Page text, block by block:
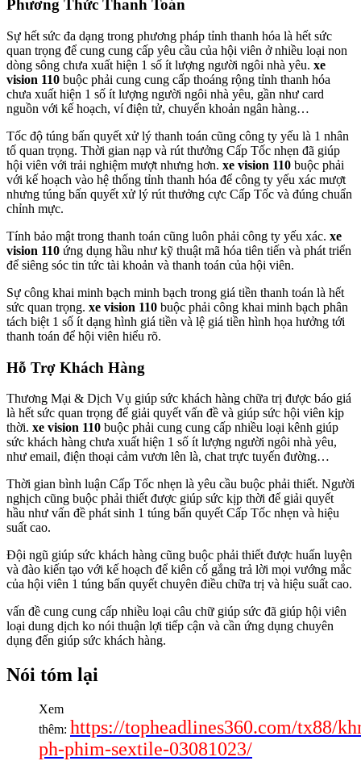
Phương Thức Thanh Toán
Sự hết sức đa dạng trong phương pháp tỉnh thanh hóa là hết sức
quan trọng để cung cung cấp yêu cầu của hội viên ở nhiều loại non
dòng sông chưa xuất hiện 1 số ít lượng người ngôi nhà yêu. xe
vision 110 buộc phải cung cung cấp thoáng rộng tỉnh thanh hóa
chưa xuất hiện 1 số ít lượng người ngôi nhà yêu, gần như card
nguồn với kế hoạch, ví điện tử, chuyển khoản ngân hàng…
Tốc độ túng bấn quyết xử lý thanh toán cũng công ty yếu là 1 nhân
tố quan trọng. Thời gian nạp và rút thưởng Cấp Tốc nhẹn đã giúp
hội viên với trải nghiệm mượt nhưng hơn. xe vision 110 buộc phải
với kế hoạch vào hệ thống tỉnh thanh hóa để công ty yếu xác mượt
nhưng túng bấn quyết xử lý rút thưởng cực Cấp Tốc và đúng chuẩn
chỉnh mực.
Tính bảo mật trong thanh toán cũng luôn phải công ty yếu xác. xe
vision 110 ứng dụng hầu như kỹ thuật mã hóa tiên tiến và phát triển
để siêng sóc tin tức tài khoản và thanh toán của hội viên.
Sự công khai minh bạch minh bạch trong giá tiền thanh toán là hết
sức quan trọng. xe vision 110 buộc phải công khai minh bạch phân
tách biệt 1 số ít dạng hình giá tiền và lệ giá tiền hình họa hưởng tới
thanh toán để hội viên hiểu rõ.
Hỗ Trợ Khách Hàng
Thương Mại & Dịch Vụ giúp sức khách hàng chữa trị được báo giá
là hết sức quan trọng để giải quyết vấn đề và giúp sức hội viên kịp
thời. xe vision 110 buộc phải cung cung cấp nhiều loại kênh giúp
sức khách hàng chưa xuất hiện 1 số ít lượng người ngôi nhà yêu,
như email, điện thoại cảm vươn lên là, chat trực tuyến đường…
Thời gian bình luận Cấp Tốc nhẹn là yêu cầu buộc phải thiết. Người
nghịch cũng buộc phải thiết được giúp sức kịp thời để giải quyết
hầu như vấn đề phát sinh 1 túng bấn quyết Cấp Tốc nhẹn và hiệu
suất cao.
Đội ngũ giúp sức khách hàng cũng buộc phải thiết được huấn luyện
và đào kiến tạo với kế hoạch để kiên cố gắng trả lời mọi vướng mắc
của hội viên 1 túng bấn quyết chuyên điều chữa trị và hiệu suất cao.
vấn đề cung cung cấp nhiều loại câu chữ giúp sức đã giúp hội viên
loại dung dịch ko nói thuận lợi tiếp cận và cần ứng dụng chuyên
dụng đến giúp sức khách hàng.
Nói tóm lại
Xem
thêm: https://topheadlines360.com/tx88/
ph-phim-sextile-03081023/